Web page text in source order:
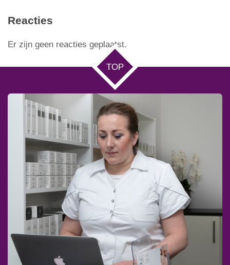
Reacties
Er zijn geen reacties geplaatst.
TOP